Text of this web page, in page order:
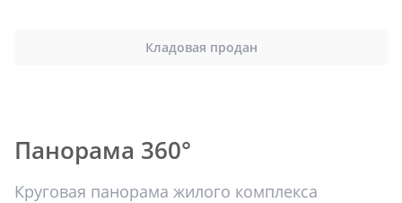
Кладовая продан
Панорама 360°
Круговая панорама жилого комплекса